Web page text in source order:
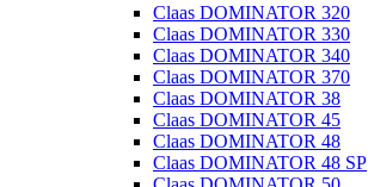
Claas DOMINATOR 320
Claas DOMINATOR 330
Claas DOMINATOR 340
Claas DOMINATOR 370
Claas DOMINATOR 38
Claas DOMINATOR 45
Claas DOMINATOR 48
Claas DOMINATOR 48 SP